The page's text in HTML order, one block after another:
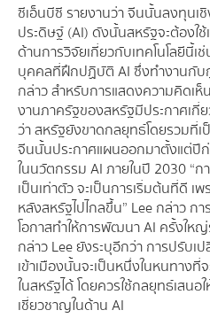
ซีเอ็นบีซี รายงานว่า จีนนั้นลงทุน
ประดิษฐ์ (AI) ดังนั้นสหรัฐจะต้องใ
ด้านการวิจัยเกี่ยวกับเทคโนโลยีนี้
บุคคลที่ฝึกปฏิบัติ AI ซึ่งทำงานกับกู
กล่าว สำหรับการแสดงความคิดเ
งานภาครัฐของสหรัฐมีประกาศเกี่
ว่า สหรัฐยังขาดกลยุทธ์โดยรวมที่
จีนนั้นประกาศแผนออกมาตั้งแต่ปี
ในนวัตกรรม AI ภายในปี 2030 “
เป็นเท่าตัว จะเป็นการเริ่มต้นที่ดี เ
หลังสหรัฐไปไกลขึ้น” Lee กล่าว ก
โอกาสทำให้การพัฒนา AI ครั้งให
กล่าว Lee ยังระบุอีกว่า การปรับ
เข้าเมืองนั้นจะเป็นหนึ่งในหนทาง
ในสหรัฐได้ โดยควรใช้กลยุทธ์เสน
เชี่ยวชาญในด้าน AI